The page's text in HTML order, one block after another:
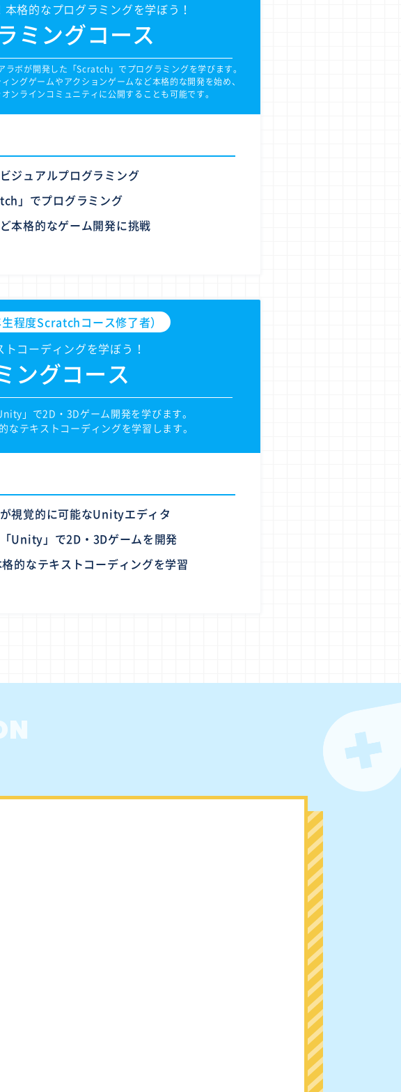
格的なプログラミングを学ぼう！
ミングコース
ボが開発した「Scratch」でプログラミングを学びます。
ングゲームやアクションゲームなど本格的な開発を始め、
ンラインコミュニティに公開することも可能です。
ジュアルプログラミング
」でプログラミング
本格的なゲーム開発に挑戦
程度Scratchコース修了者）
コーディングを学ぼう！
ングコース
」で2D・3Dゲーム開発を学びます。
なテキストコーディングを学習します。
視覚的に可能なUnityエディタ
Unity」で2D・3Dゲームを開発
的なテキストコーディングを学習